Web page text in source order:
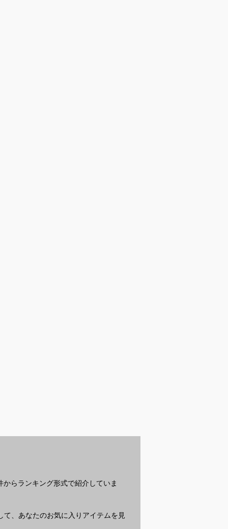
らランキング形式で紹介していま
、あなたのお気に入りアイテムを見